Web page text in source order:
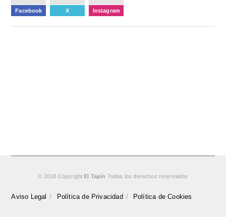
Facebook X Instagram
© 2018 Copyright El Tapín Todos los derechos reservados
Aviso Legal Política de Privacidad Política de Cookies